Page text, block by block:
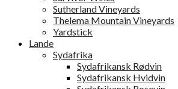
Sutherland Vineyards
Thelema Mountain Vineyards
Yardstick
Lande
Sydafrika
Sydafrikansk Rødvin
Sydafrikansk Hvidvin